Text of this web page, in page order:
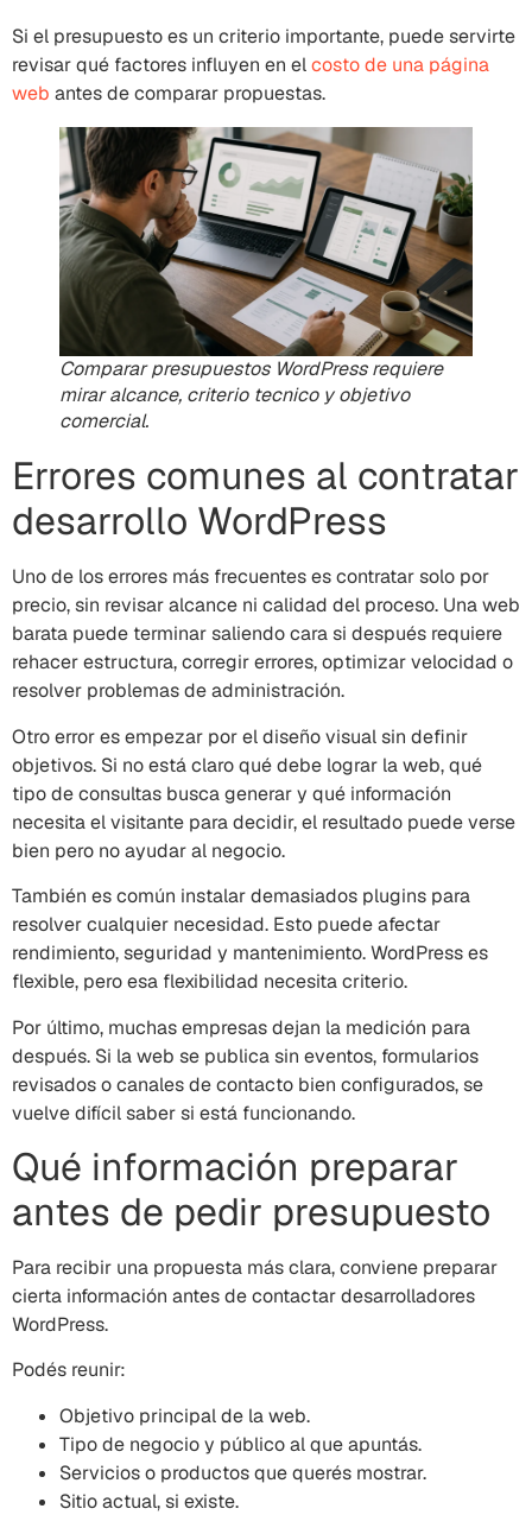
Si el presupuesto es un criterio importante, puede servirte
revisar qué factores influyen en elcosto de una página
web antes de comparar propuestas.
Comparar presupuestos WordPress requiere
mirar alcance, criterio tecnico y objetivo
comercial.
Errores comunes al contratar
desarrollo WordPress
Uno de los errores más frecuentes es contratar solo por
precio, sin revisar alcance ni calidad del proceso. Una web
barata puede terminar saliendo cara si después requiere
rehacer estructura, corregir errores, optimizar velocidad o
resolver problemas de administración.
Otro error es empezar por el diseño visual sin definir
objetivos. Si no está claro qué debe lograr la web, qué
tipo de consultas busca generar y qué información
necesita el visitante para decidir, el resultado puede verse
bien pero no ayudar al negocio.
También es común instalar demasiados plugins para
resolver cualquier necesidad. Esto puede afectar
rendimiento, seguridad y mantenimiento. WordPress es
flexible, pero esa flexibilidad necesita criterio.
Por último, muchas empresas dejan la medición para
después. Si la web se publica sin eventos, formularios
revisados o canales de contacto bien configurados, se
vuelve difícil saber si está funcionando.
Qué información preparar
antes de pedir presupuesto
Para recibir una propuesta más clara, conviene preparar
cierta información antes de contactar desarrolladores
WordPress.
Podés reunir:
Objetivo principal de la web.
Tipo de negocio y público al que apuntás.
Servicios o productos que querés mostrar.
Sitio actual, si existe.